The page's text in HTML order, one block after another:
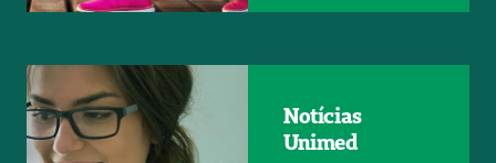
Notícias
Unimed